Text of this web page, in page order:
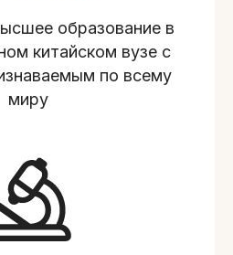
образование в
китайском вузе с
по всему
миру